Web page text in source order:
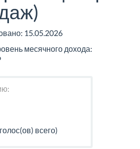
15.05.2026
месячного дохода:
всего)